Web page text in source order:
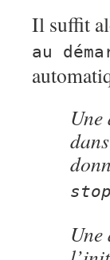
Il suffit
au